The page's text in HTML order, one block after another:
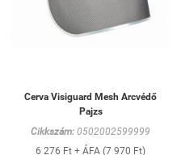
Cerva Visiguard Mesh Arcvédő
Pajzs
Cikkszám: 0502002599999
6 276 Ft + ÁFA (7 970 Ft)